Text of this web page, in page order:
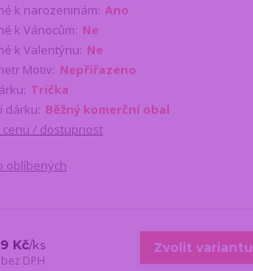
k narozeninám: Ano
k Vánocům: Ne
k Valentýnu: Ne
Motiv: Nepřiřazeno
Trička
dárku: Běžný komerční obal
cenu / dostupnost
oblíbených
Kč/ks
bez DPH
Zvolit variantu